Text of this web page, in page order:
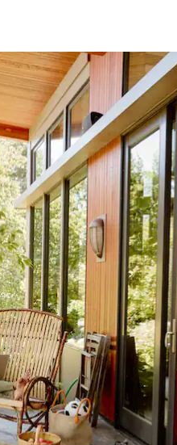
kao i da ih istražujte